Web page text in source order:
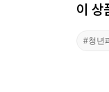
이 상
#청년